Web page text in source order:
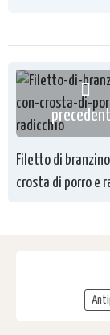
Filetto di
crosta di porro e